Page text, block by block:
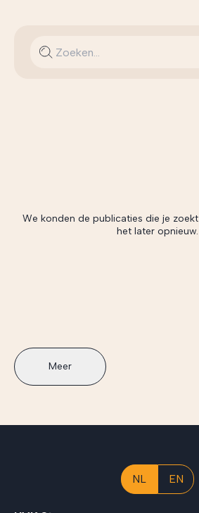
We konden de publicaties die je
het later opnieuw.
Meer
NL EN